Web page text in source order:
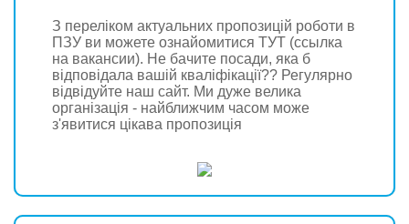
Фінансові показники
Розкриття інформації
З переліком актуальних пропозицій роботи в
ПЗУ ви можете ознайомитися ТУТ (ссылка
на вакансии). Не бачите посади, яка б
відповідала вашій кваліфікації?? Регулярно
відвідуйте наш сайт. Ми дуже велика
організація - найближчим часом може
з'явитися цікава пропозиція